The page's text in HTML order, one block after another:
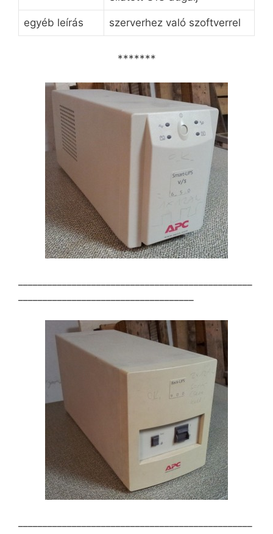
egyéb leírás szerverhez való szoftverrel
*******